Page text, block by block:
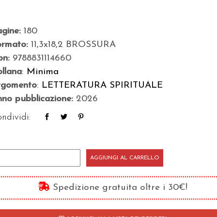
180
11,3x18,2 BROSSURA
9788831114660
: Minima
: LETTERATURA SPIRITUALE
pubblicazione: 2026
AGGIUNGI AL CARRELLO
Spedizione gratuita oltre i 30€!